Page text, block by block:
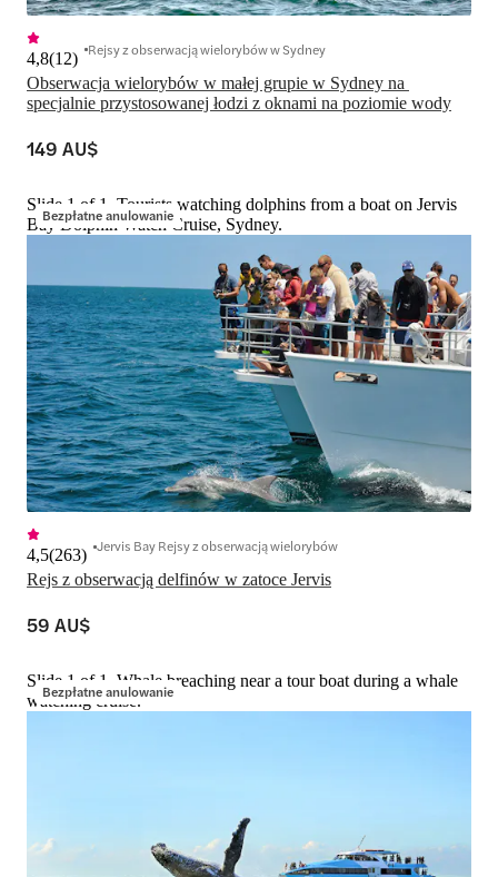
Obserwacja wielorybów w małej grupie w Sydney na
specjalnie przystosowanej łodzi z oknami na poziomie wody
4,8(12) Rejsy z obserwacją wielorybów w Sydney
149 AU$
Bezpłatne anulowanie
Slide 1 of 1, Tourists watching dolphins from a boat on Jervis
Bay Dolphin Watch Cruise, Sydney.
Rejs z obserwacją delfinów w zatoce Jervis
4,5(263) Jervis Bay Rejsy z obserwacją wielorybów
59 AU$
Bezpłatne anulowanie
Slide 1 of 1, Whale breaching near a tour boat during a whale
watching cruise.